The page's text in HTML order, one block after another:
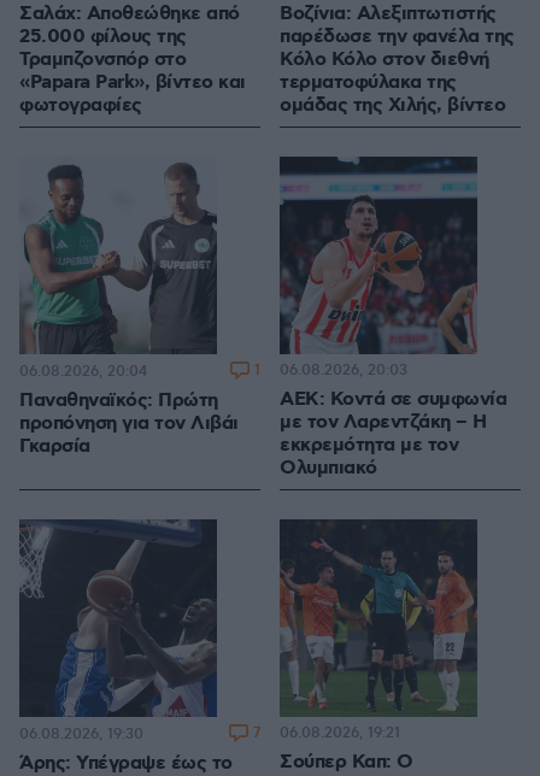
Σαλάχ: Αποθεώθηκε από
25.000 φίλους της
Τραμπζονσπόρ στο
«Papara Park», βίντεο και
φωτογραφίες
Βοζίνια: Αλεξιπτωτιστής
παρέδωσε την φανέλα της
Κόλο Κόλο στον διεθνή
τερματοφύλακα της
ομάδας της Χιλής, βίντεο
Παναθηναϊκός: Πρώτη
προπόνηση για τον Λιβάι
Γκαρσία
06.08.2026, 20:04 1
ΑΕΚ: Κοντά σε συμφωνία
με τον Λαρεντζάκη – Η
εκκρεμότητα με τον
Ολυμπιακό
06.08.2026, 20:03
Άρης: Υπέγραψε έως το
06.08.2026, 19:30 7
Σούπερ Καπ: Ο
06.08.2026, 19:21